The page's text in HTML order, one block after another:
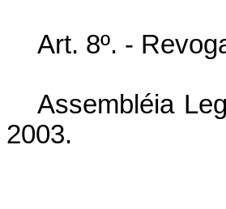
Art. 8º. -
Assembléia
2003.